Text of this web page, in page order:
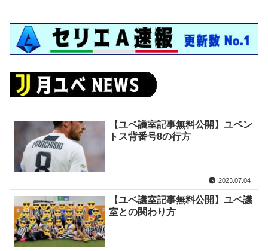
【ユベ議室記事無料公開】ユベン
トス背番号8の行方
2023.07.04
【ユベ議室記事無料公開】ユベ議
室との関わり方